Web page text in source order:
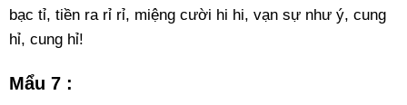
bạc tỉ, tiền ra rỉ rỉ, miệng cười hi hi, vạn sự như ý, cung
hỉ, cung hỉ!
Mẩu 7 :